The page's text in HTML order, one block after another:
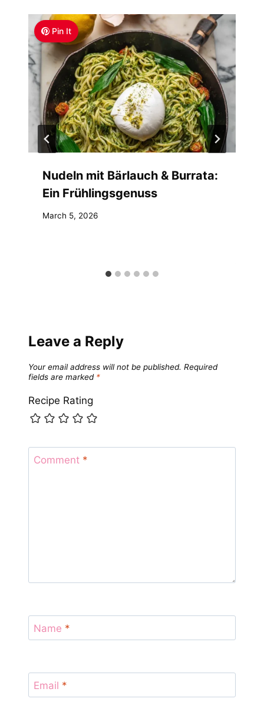
Pin It
Nudeln mit Bärlauch & Burrata:
Ein Frühlingsgenuss
March 5, 2026
Leave a Reply
Your email address will not be published. Required
fields are marked *
Recipe Rating
Comment *
Name *
Email *